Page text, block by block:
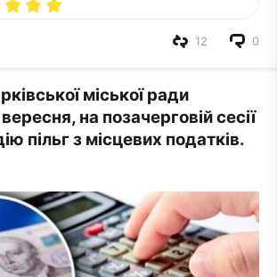
0
12
міської ради
на позачерговій сесії
пільг з місцевих податків.